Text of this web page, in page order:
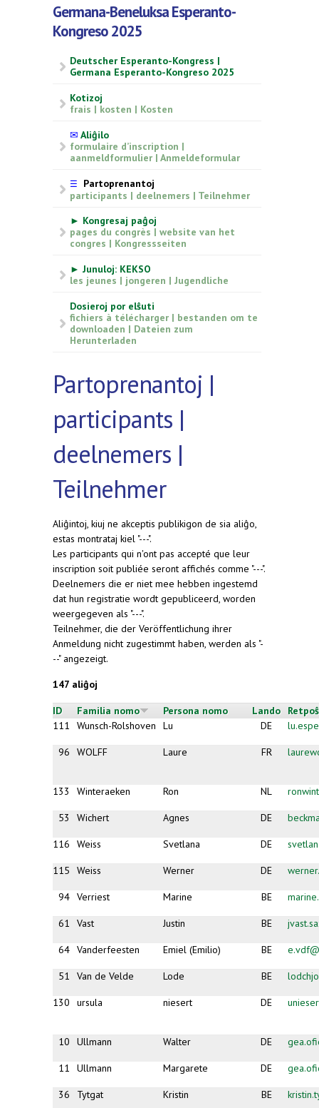
Germana-Beneluksa Esperanto-
Kongreso 2025
Deutscher Esperanto-Kongress |
Germana Esperanto-Kongreso 2025
Kotizoj
frais | kosten | Kosten
✉ Aliĝilo
formulaire d’inscription |
aanmeldformulier | Anmeldeformular
☰
Partoprenantoj
participants | deelnemers | Teilnehmer
► Kongresaj paĝoj
pages du congrès | website van het
congres | Kongressseiten
► Junuloj: KEKSO
les jeunes | jongeren | Jugendliche
Dosieroj por elŝuti
fichiers à télécharger | bestanden om te
downloaden | Dateien zum
Herunterladen
Partoprenantoj |
participants |
deelnemers |
Teilnehmer
Aliĝintoj, kiuj ne akceptis publikigon de sia aliĝo,
estas montrataj kiel "---".
Les participants qui n'ont pas accepté que leur
inscription soit publiée seront affichés comme "---".
Deelnemers die er niet mee hebben ingestemd
dat hun registratie wordt gepubliceerd, worden
weergegeven als "---".
Teilnehmer, die der Veröffentlichung ihrer
Anmeldung nicht zugestimmt haben, werden als "-
--" angezeigt.
147 aliĝoj
ID Familia nomo Persona nomo Lando
111
Wunsch-Rolshoven Lu DE
96 WOLFF Laure FR
133 Winteraeken Ron NL
53 Wichert Agnes DE
116 Weiss Svetlana DE
115 Weiss Werner DE
94 Verriest Marine BE
61 Vast Justin BE
64 Vanderfeesten Emiel (Emilio) BE
51 Van de Velde Lode BE
130 ursula niesert DE
10 Ullmann Walter DE
11 Ullmann Margarete DE
36 Tytgat Kristin BE